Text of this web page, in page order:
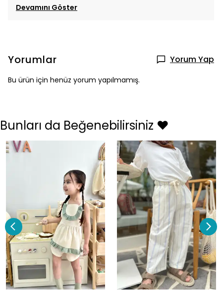
Devamını Göster
Yorumlar Yorum Yap
Bu ürün için henüz yorum yapılmamış.
Bunları da Beğenebilirsiniz ❤️